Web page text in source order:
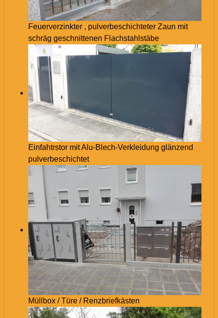
Feuerverzinkter , pulverbeschichteter Zaun mit
schräg geschnittenen Flachstahlstäbe
Einfahtrstor mit Alu-Blech-Verkleidung glänzend
pulverbeschichtet
Müllbox / Türe / Renzbriefkästen